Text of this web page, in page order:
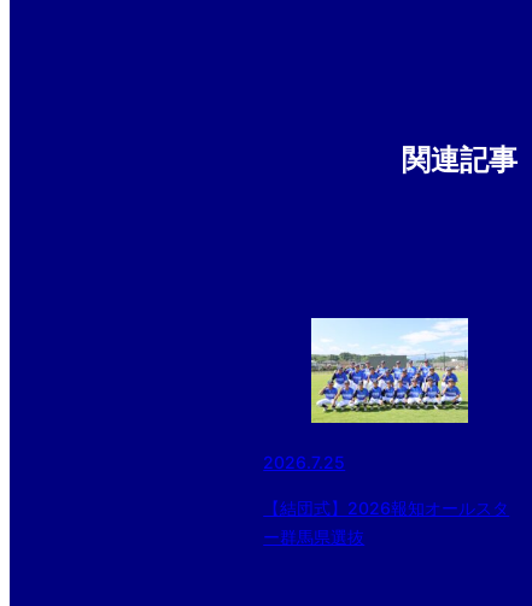
関連記事
2026.7.25
【結団式】2026報知オールスタ
ー群馬県選抜